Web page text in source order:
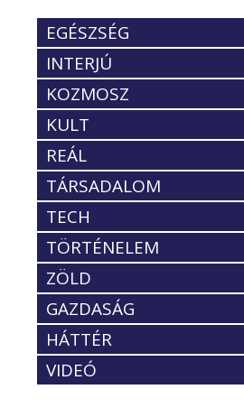
EGÉSZSÉG
INTERJÚ
KOZMOSZ
KULT
REÁL
TÁRSADALOM
TECH
TÖRTÉNELEM
ZÖLD
GAZDASÁG
HÁTTÉR
VIDEÓ